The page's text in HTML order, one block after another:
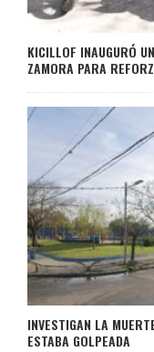
KICILLOF INAUGURÓ
ZAMORA PARA
INVESTIGAN LA
ESTABA GOLPEADA